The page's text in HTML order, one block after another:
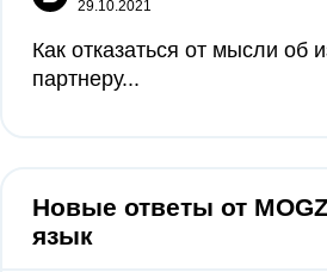
29.10.2021
Как отказаться от мысли об
партнеру...
Новые ответы от
язык